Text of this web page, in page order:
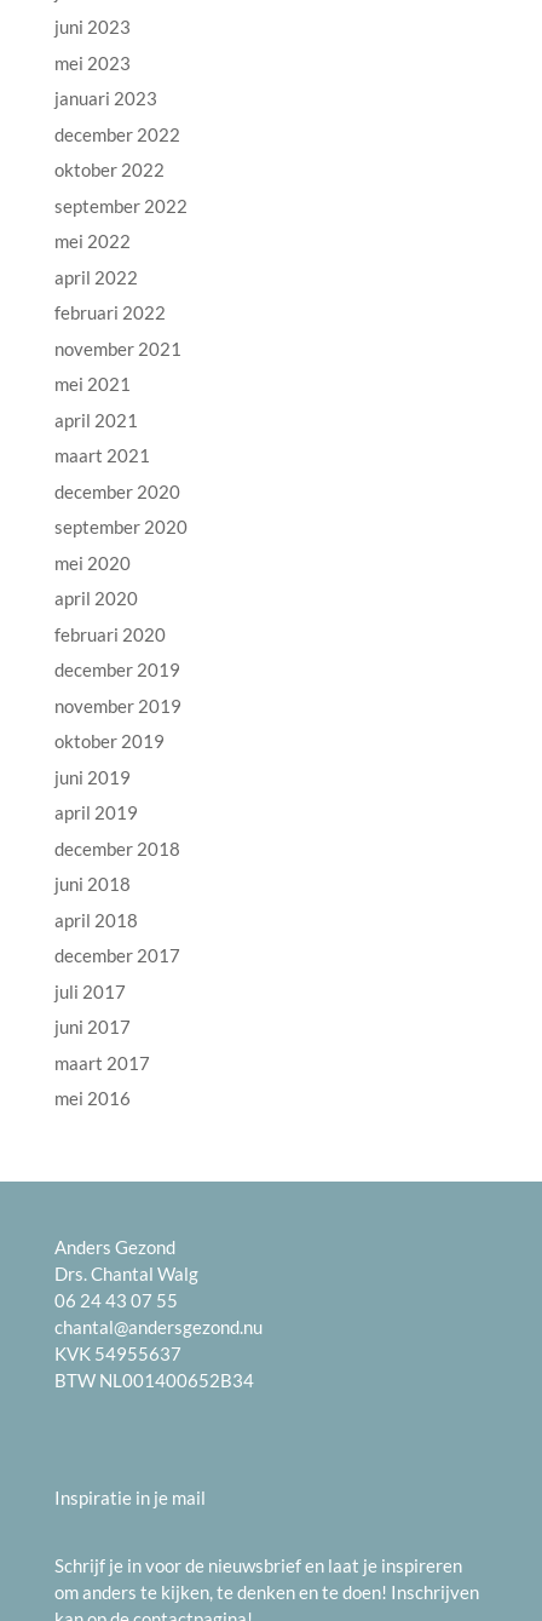
juni 2023
mei 2023
januari 2023
december 2022
oktober 2022
september 2022
mei 2022
april 2022
februari 2022
november 2021
mei 2021
april 2021
maart 2021
december 2020
september 2020
mei 2020
april 2020
februari 2020
december 2019
november 2019
oktober 2019
juni 2019
april 2019
december 2018
juni 2018
april 2018
december 2017
juli 2017
juni 2017
maart 2017
mei 2016
Anders Gezond
Drs. Chantal Walg
06 24 43 07 55
chantal@andersgezond.nu
KVK 54955637
BTW NL001400652B34
Inspiratie in je mail
Schrijf je in voor de nieuwsbrief en laat je inspireren
om anders te kijken, te denken en te doen! Inschrijven